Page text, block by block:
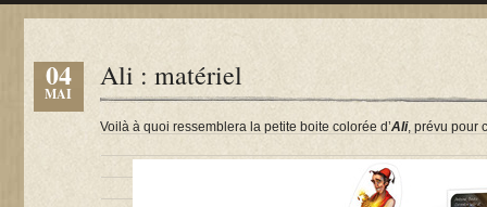
04
MAI
Ali : matériel
Voilà à quoi ressemblera la petite boite colorée d’Ali, prévu pour